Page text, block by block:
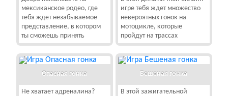
мексиканское родео, где
тебя ждет незабываемое
представление, в котором
ты сможешь принять
игре тебя ждет множество
невероятных гонок на
мотоцикле, которые
пройдут на трассах
Опасная гонка
Не хватает адреналина?
Бешеная гонка
В этой зажигательной